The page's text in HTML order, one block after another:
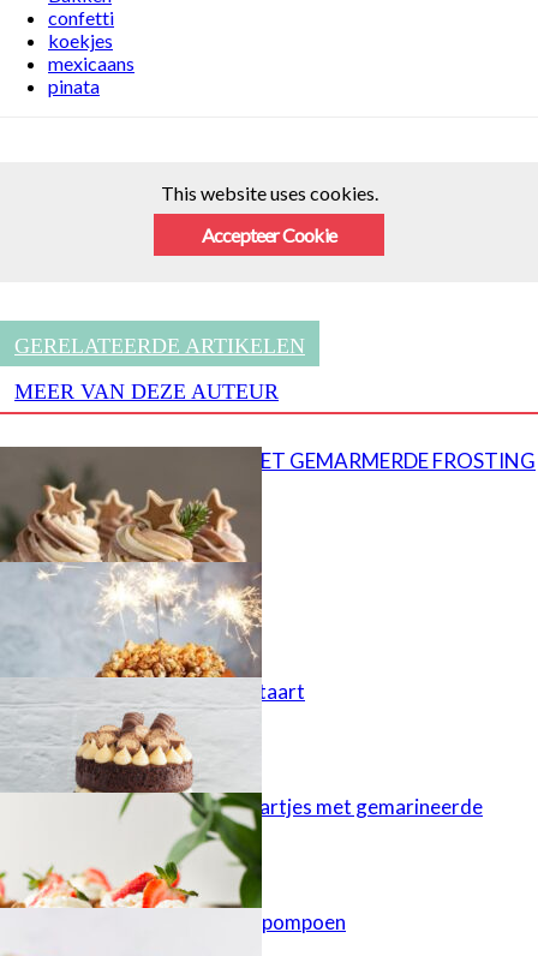
confetti
koekjes
mexicaans
pinata
This website uses cookies.
Accepteer Cookie
GERELATEERDE ARTIKELEN
MEER VAN DEZE AUTEUR
CUPCAKES MET GEMARMERDE FROSTING
Popcorn taart
Kinder Bueno taart
Cheesecaketaartjes met gemarineerde
aardbeien
Cupcakes met pompoen